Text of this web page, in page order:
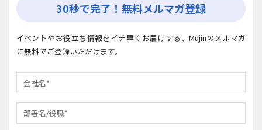
30秒で完了！無料メルマガ登録
イベントやお役立ち情報をイチ早くお届けする、Mujinのメルマガ
に無料でご登録いただけます。